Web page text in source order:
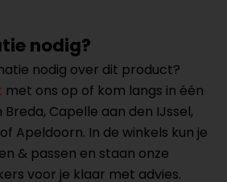
nodig?
nodig over dit product?
met ons op of kom langs in één
Breda, Capelle aan den IJssel,
Apeldoorn. In de winkels kun je
& passen en staan onze
voor je klaar met advies.